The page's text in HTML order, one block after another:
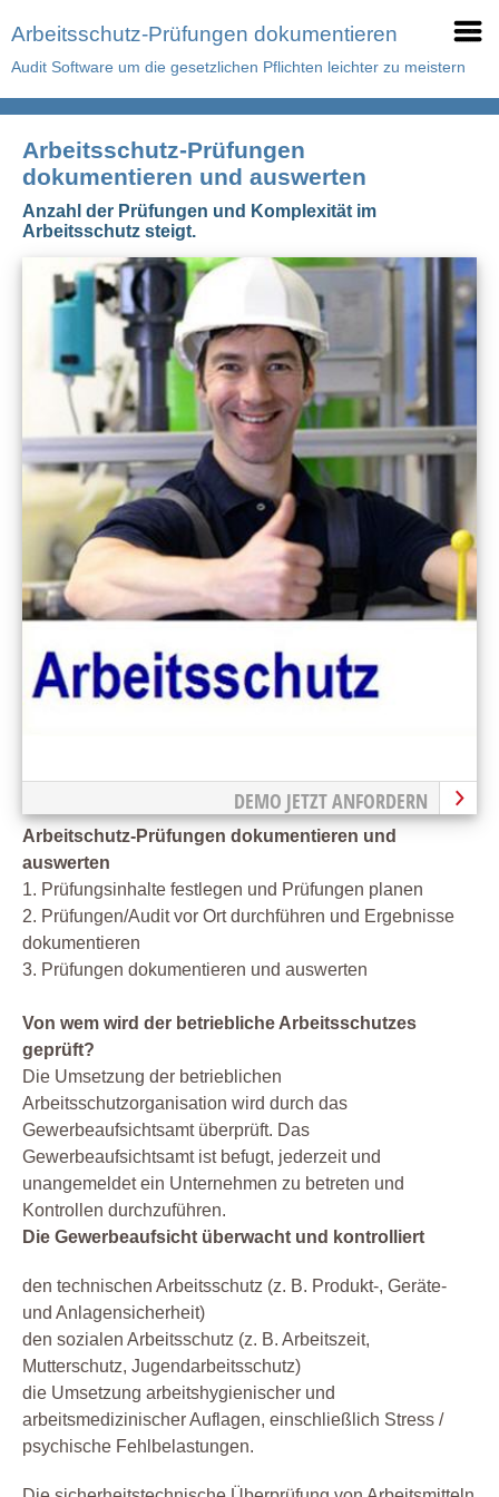
Arbeitsschutz-Prüfungen dokumentieren
Audit Software um die gesetzlichen Pflichten leichter zu meistern
Arbeitsschutz-Prüfungen
dokumentieren und auswerten
Anzahl der Prüfungen und Komplexität im
Arbeitsschutz steigt.
DEMO JETZT ANFORDERN
Arbeitschutz-Prüfungen dokumentieren und
auswerten
1. Prüfungsinhalte festlegen und Prüfungen planen
2. Prüfungen/Audit vor Ort durchführen und Ergebnisse
dokumentieren
3. Prüfungen dokumentieren und auswerten
Von wem wird der betriebliche Arbeitsschutzes
geprüft?
Die Umsetzung der betrieblichen
Arbeitsschutzorganisation wird durch das
Gewerbeaufsichtsamt überprüft. Das
Gewerbeaufsichtsamt ist befugt, jederzeit und
unangemeldet ein Unternehmen zu betreten und
Kontrollen durchzuführen.
Die Gewerbeaufsicht überwacht und kontrolliert
den technischen Arbeitsschutz (z. B. Produkt-, Geräte-
und Anlagensicherheit)
den sozialen Arbeitsschutz (z. B. Arbeitszeit,
Mutterschutz, Jugendarbeitsschutz)
die Umsetzung arbeitshygienischer und
arbeitsmedizinischer Auflagen, einschließlich Stress /
psychische Fehlbelastungen.